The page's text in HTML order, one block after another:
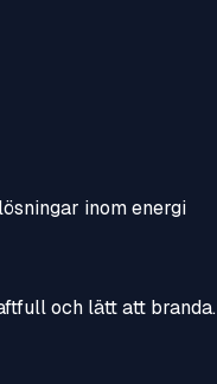
inom energi
och lätt att branda.